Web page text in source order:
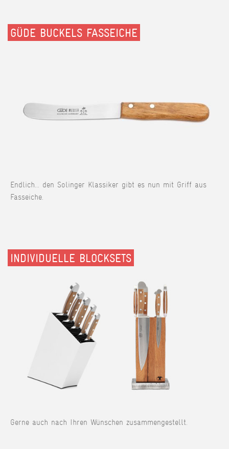
GÜDE BUCKELS FASSEICHE
Endlich... den Solinger Klassiker gibt es nun mit Griff aus
Fasseiche.
INDIVIDUELLE BLOCKSETS
Gerne auch nach Ihren Wünschen zusammengestellt.